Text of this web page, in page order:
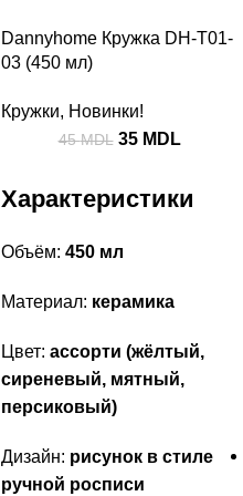
Dannyhome Кружка DH-T01-
03 (450 мл)
Кружки, Новинки!
45MDL 35 MDL
Характеристики
Объём: 450 мл
Материал: керамика
Цвет: ассорти (жёлтый,
сиреневый, мятный,
персиковый)
Дизайн: рисунок в стиле
ручной росписи